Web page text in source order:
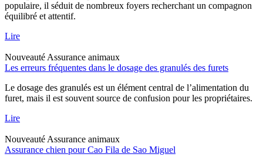
populaire, il séduit de nombreux foyers recherchant un compagnon
équilibré et attentif.
Lire
Nouveauté Assurance animaux
Les erreurs fréquentes dans le dosage des granulés des furets
Le dosage des granulés est un élément central de l’alimentation du
furet, mais il est souvent source de confusion pour les propriétaires.
Lire
Nouveauté Assurance animaux
Assurance chien pour Cao Fila de Sao Miguel